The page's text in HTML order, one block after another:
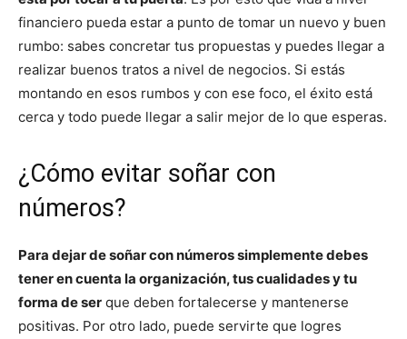
financiero pueda estar a punto de tomar un nuevo y buen
rumbo: sabes concretar tus propuestas y puedes llegar a
realizar buenos tratos a nivel de negocios. Si estás
montando en esos rumbos y con ese foco, el éxito está
cerca y todo puede llegar a salir mejor de lo que esperas.
¿Cómo evitar soñar con
números?
Para dejar de soñar con números simplemente debes
tener en cuenta la organización, tus cualidades y tu
forma de ser que deben fortalecerse y mantenerse
positivas. Por otro lado, puede servirte que logres